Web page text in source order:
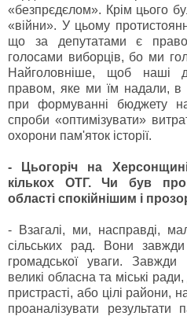
«безпрєдєлом». Крім цього
«війни». У цьому
що за депутатами є
голосами виборців, бо ми
Найголовніше, щоб наші
правом, яке ми їм надали, в
при формуванні бюджету
спроби «оптимізувати»
охорони пам'яток історії.
- Цьогоріч на
кількох ОТГ. Чи був
області спокійнішим і
- Взагалі, ми, насправді,
сільських рад. Вони
громадської уваги.
великі обласна та міські
пристрасті, або цілі райони,
проаналізувати результати